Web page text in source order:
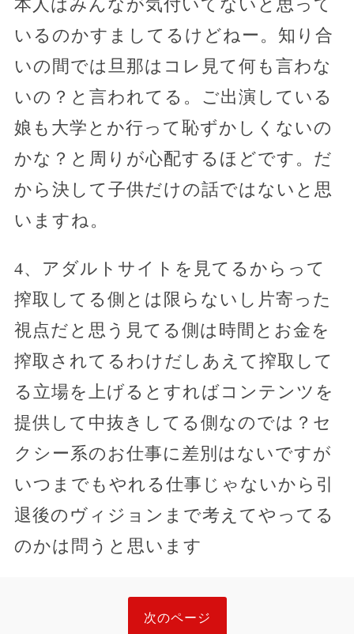
本人はみんなが気付いてないと思って
いるのかすましてるけどねー。知り合
いの間では旦那はコレ見て何も言わな
いの？と言われてる。ご出演している
娘も大学とか行って恥ずかしくないの
かな？と周りが心配するほどです。だ
から決して子供だけの話ではないと思
いますね。
4、アダルトサイトを見てるからって
搾取してる側とは限らないし片寄った
視点だと思う見てる側は時間とお金を
搾取されてるわけだしあえて搾取して
る立場を上げるとすればコンテンツを
提供して中抜きしてる側なのでは？セ
クシー系のお仕事に差別はないですが
いつまでもやれる仕事じゃないから引
退後のヴィジョンまで考えてやってる
のかは問うと思います
次のページ